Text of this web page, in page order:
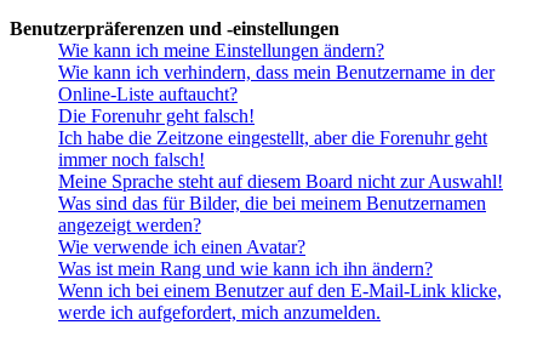
Benutzerpräferenzen und -einstellungen
Wie kann ich meine Einstellungen ändern?
Wie kann ich verhindern, dass mein Benutzername in der
Online-Liste auftaucht?
Die Forenuhr geht falsch!
Ich habe die Zeitzone eingestellt, aber die Forenuhr geht
immer noch falsch!
Meine Sprache steht auf diesem Board nicht zur Auswahl!
Was sind das für Bilder, die bei meinem Benutzernamen
angezeigt werden?
Wie verwende ich einen Avatar?
Was ist mein Rang und wie kann ich ihn ändern?
Wenn ich bei einem Benutzer auf den E-Mail-Link klicke,
werde ich aufgefordert, mich anzumelden.